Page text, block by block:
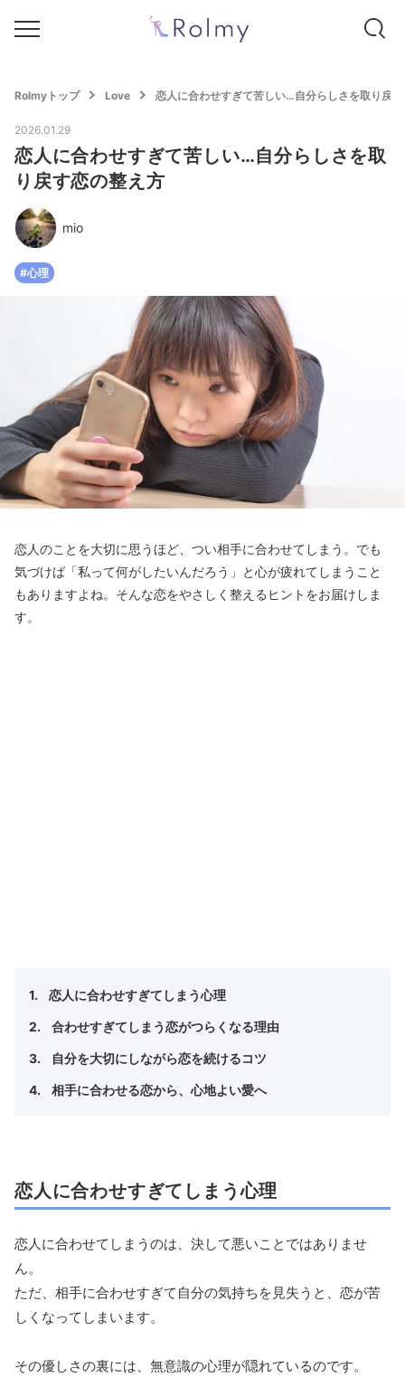
Rolmyトップ Love 恋人に合わせすぎて苦しい…自分らしさを取り戻
2026.01.29
恋人に合わせすぎて苦しい…自分らしさを取
り戻す恋の整え方
mio
#心理
恋人のことを大切に思うほど、つい相手に合わせてしまう。でも
気づけば「私って何がしたいんだろう」と心が疲れてしまうこと
もありますよね。そんな恋をやさしく整えるヒントをお届けしま
す。
恋人に合わせすぎてしまう心理
合わせすぎてしまう恋がつらくなる理由
自分を大切にしながら恋を続けるコツ
相手に合わせる恋から、心地よい愛へ
恋人に合わせすぎてしまう心理
恋人に合わせてしまうのは、決して悪いことではありませ
ん。
ただ、相手に合わせすぎて自分の気持ちを見失うと、恋が苦
しくなってしまいます。
その優しさの裏には、無意識の心理が隠れているのです。